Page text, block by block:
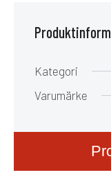
Kategori
Varumärke